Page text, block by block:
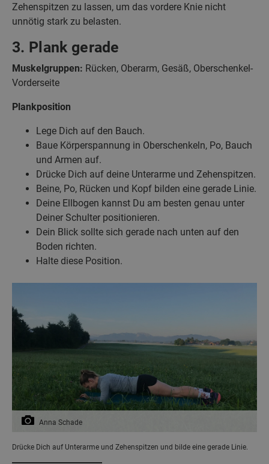
Zehenspitzen zu lassen, um das vordere Knie nicht
unnötig stark zu belasten.
3. Plank gerade
Muskelgruppen: Rücken, Oberarm, Gesäß, Oberschenkel-
Vorderseite
Plankposition
Lege Dich auf den Bauch.
Baue Körperspannung in Oberschenkeln, Po, Bauch
und Armen auf.
Drücke Dich auf deine Unterarme und Zehenspitzen.
Beine, Po, Rücken und Kopf bilden eine gerade Linie.
Deine Ellbogen kannst Du am besten genau unter
Deiner Schulter positionieren.
Dein Blick sollte sich gerade nach unten auf den
Boden richten.
Halte diese Position.
Anna Schade
Drücke Dich auf Unterarme und Zehenspitzen und bilde eine gerade Linie.